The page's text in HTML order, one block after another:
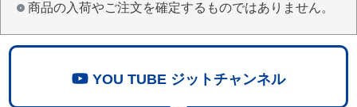
商品の入荷やご注文を確定するものではありません。
YOU TUBE ジットチャンネル